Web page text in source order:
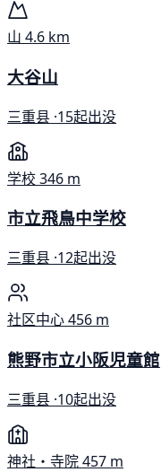
山 4.6 km
大谷山
三重县 ·15起出没
学校346 m
市立飛鳥中学校
三重县 ·12起出没
社区中心456 m
熊野市立小阪児童館
三重县 ·10起出没
神社・寺院457 m